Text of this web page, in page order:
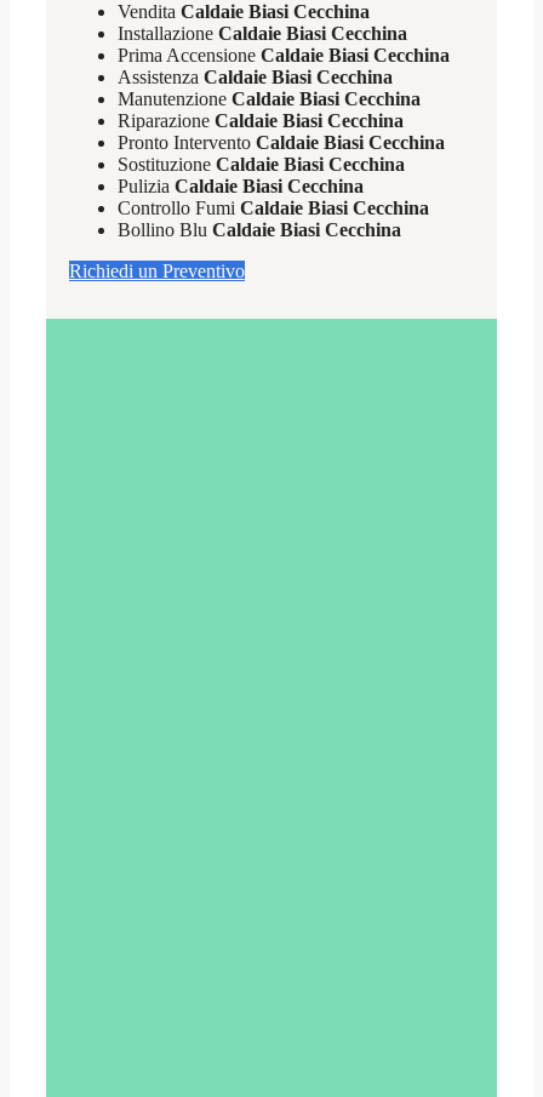
Vendita Caldaie Biasi Cecchina
Installazione Caldaie Biasi Cecchina
Prima Accensione Caldaie Biasi Cecchina
Assistenza Caldaie Biasi Cecchina
Manutenzione Caldaie Biasi Cecchina
Riparazione Caldaie Biasi Cecchina
Pronto Intervento Caldaie Biasi Cecchina
Sostituzione Caldaie Biasi Cecchina
Pulizia Caldaie Biasi Cecchina
Controllo Fumi Caldaie Biasi Cecchina
Bollino Blu Caldaie Biasi Cecchina
Richiedi un Preventivo